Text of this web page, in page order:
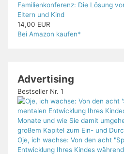
Familienkonferenz: Die Lösung
Eltern und Kind
14,00 EUR
Bei Amazon kaufen*
Advertising
Bestseller Nr. 1
Oje, ich wachse: Von den acht
Entwicklung Ihres Kindes